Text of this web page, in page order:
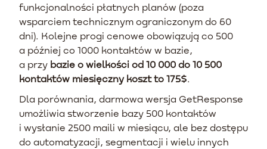
funkcjonalności płatnych planów (poza
wsparciem technicznym ograniczonym do 60
dni). Kolejne progi cenowe obowiązują co 500
a później co 1000 kontaktów w bazie,
a przy bazie o wielkości od 10 000 do 10 500
kontaktów miesięczny koszt to 175$.
Dla porównania, darmowa wersja GetResponse
umożliwia stworzenie bazy 500 kontaktów
i wysłanie 2500 maili w miesiącu, ale bez dostępu
do automatyzacji, segmentacji i wielu innych